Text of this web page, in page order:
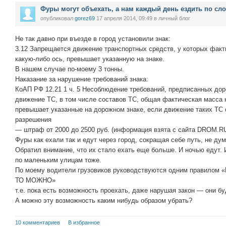
Фуры могут объехать, а нам каждый день ездить по
опубликовал gorez69 17 апреля 2014, 09:49 в личный блог
Не так давно при въезде в город установили знак:
3.12 Запрещается движение транспортных средств, у которых
какую-либо ось, превышает указанную на знаке.
В нашем случае по-моему 3 тонны.
Наказание за нарушение требований знака:
КоАП РФ 12.21 1 ч. 5 Несоблюдение требований, предписанных
движение ТС, в том числе составов ТС, общая фактическая масса
превышает указанные на дорожном знаке, если движение таких ТС
разрешения
— штраф от 2000 до 2500 руб. (информация взята с сайта
Фуры как ехали так и едут через город, сокращая себе путь, не
Обратил внимание, что их стало ехать еще больше. И ночью
по маленьким улицам тоже.
По моему водители грузовиков руководствуются одним
ТО МОЖНО»
т.е. пока есть возможность проехать, даже нарушая закон — они
А можно эту возможность каким нибудь образом убрать?
10 комментариев В избранное